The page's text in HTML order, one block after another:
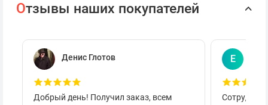
Отзывы наших покупателей
Денис Глотов
Добрый день! Получил заказ, всем
Е